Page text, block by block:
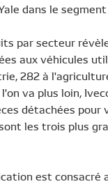
dans le
par secteur
aux véhicules
282 à
va plus loin,
détachées
les trois plus
est consacré